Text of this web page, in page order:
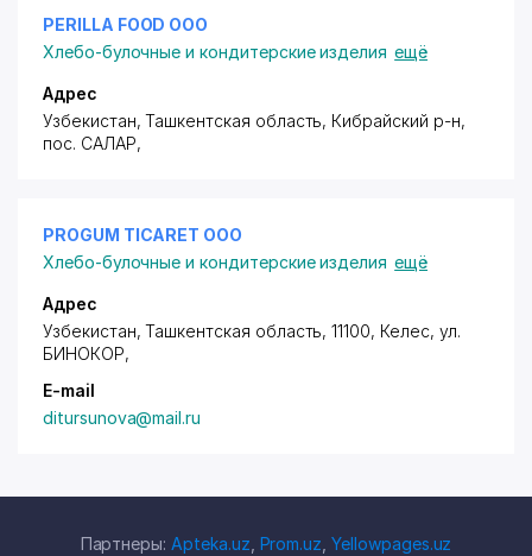
PERILLA FOOD ООО
Хлебо-булочные и кондитерские изделия ещё
Адрес
Узбекистан, Ташкентская область, Кибрайский р-н,
пос. САЛАР,
PROGUM TICARET ООО
Хлебо-булочные и кондитерские изделия ещё
Адрес
Узбекистан, Ташкентская область, 11100, Келес, ул.
БИНОКОР,
E-mail
ditursunova@mail.ru
Партнеры: Apteka.uz Prom.uz ,Yellowpages.uz